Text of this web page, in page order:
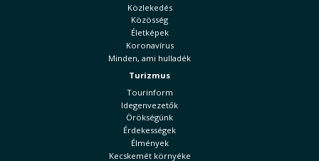
Közlekedés
Közösség
Életképek
Koronavírus
Minden, ami hulladék
Turizmus
Tourinform
Idegenvezetők
Örökségünk
Érdekességek
Élmények
Kecskemét környéke